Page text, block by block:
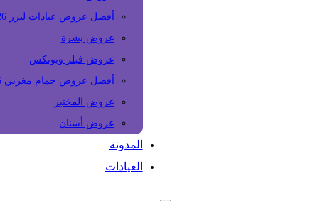
أفضل عروض عيادات ليزر 2026
عروض بشرة
عروض فيلر وبوتكس
أفضل عروض حمام مغربي 2026
عروض المختبر
عروض أسنان
المدونة
العيادات